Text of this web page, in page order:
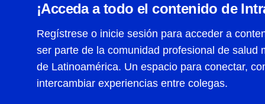
¡Acceda a todo el contenido de
Regístrese o inicie sesión para acceder a
ser parte de la comunidad profesional de salud
de Latinoamérica. Un espacio para conectar,
intercambiar experiencias entre colegas.
Centro de Ayuda
Términos y condiciones| Políticas de privacidad